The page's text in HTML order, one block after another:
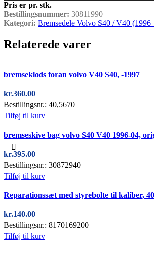
Pris er pr. stk.
Bestillingsnummer: 30811990
Kategori: Bremsedele Volvo S40 / V40
Relaterede varer
bremseklods foran volvo V40 S40, -1997
kr.360.00
Bestillingsnr.: 40,5670
Tilføj til kurv
bremseskive bag volvo S40 V40 1996-04,
kr.395.00
Bestillingsnr.: 30872940
Tilføj til kurv
Reparationssæt med styrebolte til kaliber,
kr.140.00
Bestillingsnr.: 8170169200
Tilføj til kurv